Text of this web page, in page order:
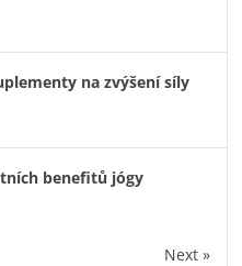
na zvýšení síly
benefitů jógy
Next »